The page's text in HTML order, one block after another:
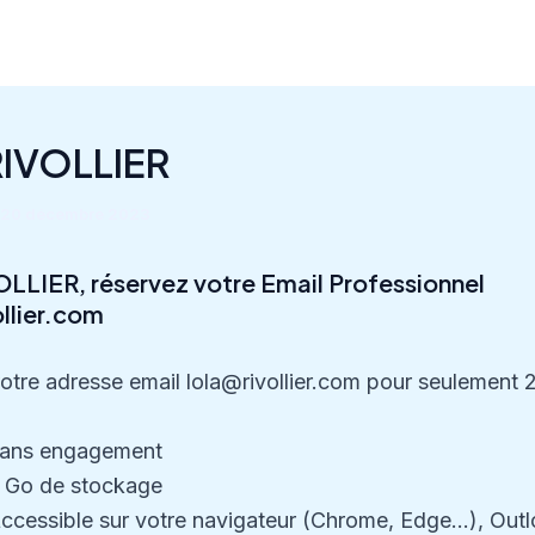
réservez votre Email Professionnel
adresse email lola@rivollier.com pour seulement
engagement
Go de stockage
sur votre navigateur (Chrome, Edge…),